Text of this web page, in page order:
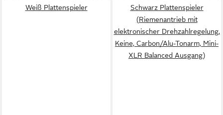
Weiß Plattenspieler
Schwarz Plattenspieler
(Riemenantrieb mit
elektronischer Drehzahlregelung,
Keine, Carbon/Alu-Tonarm, Mini-
XLR Balanced Ausgang)